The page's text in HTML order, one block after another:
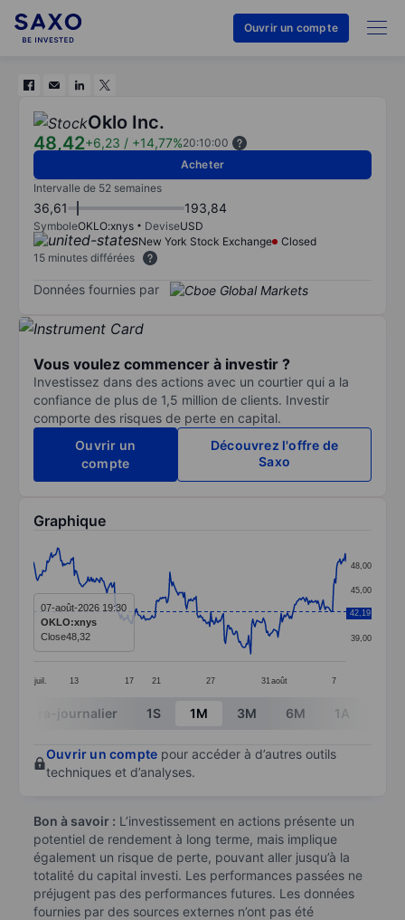
Ouvrir un compte
Oklo Inc.
48,42+6,23 / +14,77%20:10:00
Acheter
Intervalle de 52 semaines
36,61 193,84
SymboleOKLO:xnys DeviseUSD
New York Stock Exchange
Closed
15 minutes différées
Données fournies par
Vous voulez commencer à investir ?
Investissez dans des actions avec un courtier qui a la
confiance de plus de 1,5 million de clients. Investir
comporte des risques de perte en capital.
Ouvrir un
compte
Découvrez l'offre de
Saxo
Graphique
Line chart with 299 data points.
The chart has 1 X axis displaying categories.
The chart has 1 Y axis displaying values. Data
juil. 13 17 21 27 31 août 7
39,00
42,00
45,00
48,00
42,19
07-août-2026 19:30
OKLO:xnys
Close48,32
End of interactive chart.
Intra-journalier 1S 1M 3M 6M 1A
Ouvrir un compte pour accéder à d’autres outils
techniques et d’analyses.
Bon à savoir : L’investissement en actions présente un
potentiel de rendement à long terme, mais implique
également un risque de perte, pouvant aller jusqu’à la
totalité du capital investi. Les performances passées ne
préjugent pas des performances futures. Les données
fournies par des sources externes n’ont pas été